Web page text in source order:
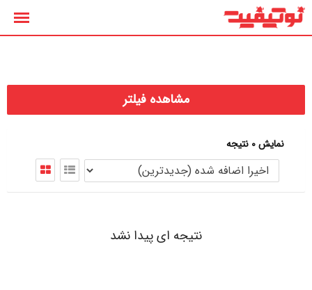
پرش
مشاهده فیلتر
نمایش 0 نتیجه
نتیجه ای پیدا نشد